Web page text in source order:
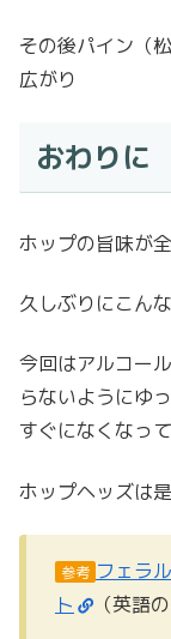
その後パイン（
広がり
おわりに
ホップの旨味が
久しぶりにこん
今回はアルコー
らないようにゆ
すぐになくなっ
ホップヘッズは
参考 フェラ
ト
（英語